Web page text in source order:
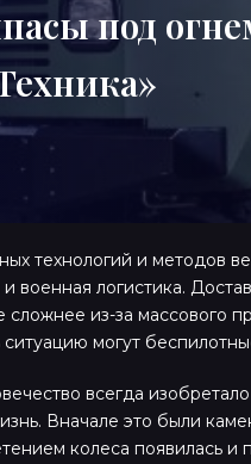
под
технологий и методов
военная логистика.
сложнее из-за массового
могут
всегда
Вначале это были
колеса появилась и